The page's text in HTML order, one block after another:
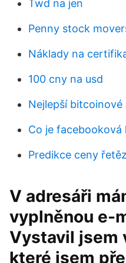
Twd na jen
Penny stock
Náklady na
100 cny na usd
Nejlepší
Co je facebooková
Predikce ceny
V adresáři
vyplněnou e-
Vystavil jsem
které jsem